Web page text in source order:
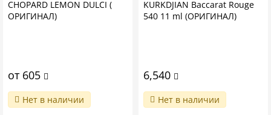
от 605
Нет в наличии
6,540
Нет в наличии